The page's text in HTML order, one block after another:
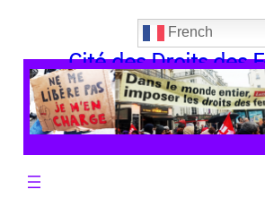
contenu
French
Cité des Droits des